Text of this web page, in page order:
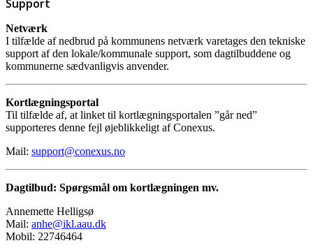
Support
Netværk
I tilfælde af nedbrud på kommunens netværk varetages den tekniske
support af den lokale/kommunale support, som dagtilbuddene og
kommunerne sædvanligvis anvender.
Kortlægningsportal
Til tilfælde af, at linket til kortlægningsportalen ”går ned”
supporteres denne fejl øjeblikkeligt af Conexus.
Mail: support@conexus.no
Dagtilbud: Spørgsmål om kortlægningen mv.
Annemette Helligsø
Mail: anhe@ikl.aau.dk
Mobil: 22746464